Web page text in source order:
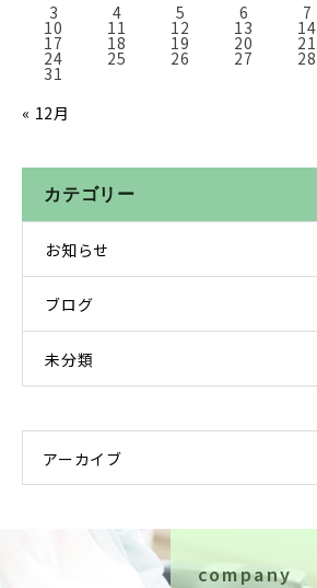
3
4 5 6 7
10 11 12 13 14
17 18 19 20 21
24 25 26 27 28
31
« 12月
カテゴリー
お知らせ
ブログ
未分類
アーカイブ
company